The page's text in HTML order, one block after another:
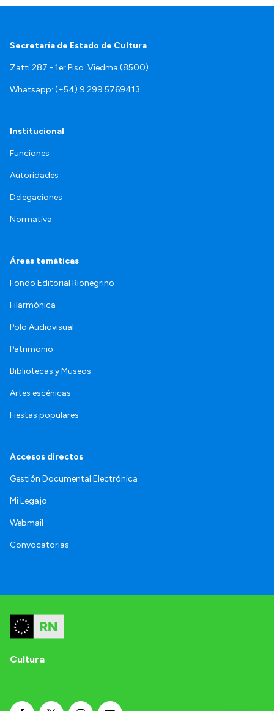
Secretaría de Estado de Cultura
Zatti 287 - 1er Piso. Viedma (8500)
Whatsapp: (+54) 9 299 5769413
Institucional
Funciones
Autoridades
Delegaciones
Normativa
Áreas temáticas
Fondo Editorial Rionegrino
Filarmónica
Polo Audiovisual
Patrimonio
Bibliotecas y Museos
Artes escénicas
Fiestas populares
Accesos directos
Gestión Documental Electrónica
Mi Legajo
Webmail
Convocatorias
Cultura